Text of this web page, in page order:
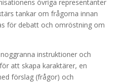
övriga representanter
tankar om frågorna innan
för debatt och omröstning om
instruktioner och
att skapa karaktärer, en
förslag (frågor) och